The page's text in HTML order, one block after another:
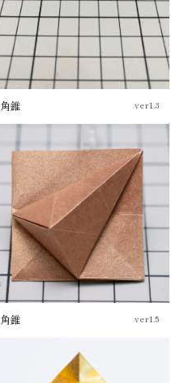
チュートリアル
角錐 ver1.3
チュートリアル
角錐 ver1.5